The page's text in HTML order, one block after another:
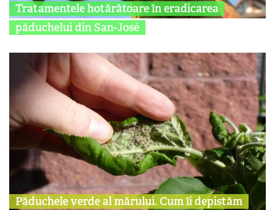
Tratamentele hotărâtoare în eradicarea
păduchelui din San-José
Păduchele verde al mărului. Cum îi depistăm